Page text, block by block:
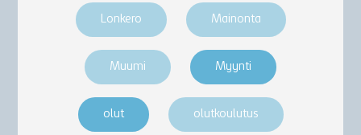
Lonkero Mainonta
Muumi Myynti
olut olutkoulutus